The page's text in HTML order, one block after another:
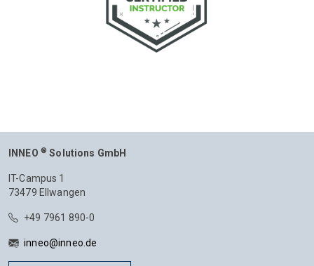
INNEO ® Solutions GmbH
IT-Campus 1
73479 Ellwangen
+49 7961 890-0
inneo@inneo.de